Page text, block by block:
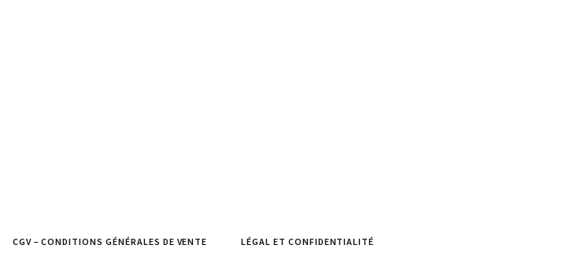
CGV – CONDITIONS GÉNÉRALES DE VENTE LÉGAL ET CONFIDENTIALITÉ